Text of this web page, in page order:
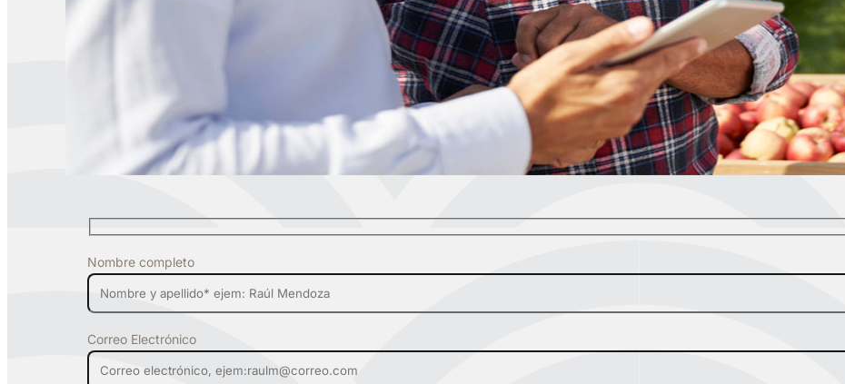
Nombre completo
Correo Electrónico